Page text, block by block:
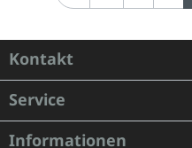
Kontakt
Service
Informationen